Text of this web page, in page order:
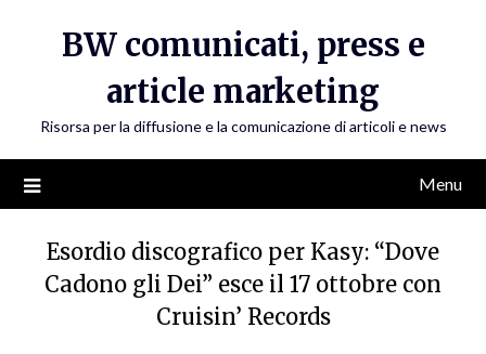
BW comunicati, press e
article marketing
Risorsa per la diffusione e la comunicazione di articoli e news
Menu
Esordio discografico per Kasy: “Dove
Cadono gli Dei” esce il 17 ottobre con
Cruisin’ Records